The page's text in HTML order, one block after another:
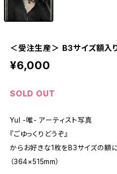
＜受注生産＞ B3サイズ額入
¥6,000
SOLD OUT
YuI -唯- アーティスト写真
『ごゆっくりどうぞ』
からお好きな1枚をB3サイズの額
（364×515mm）